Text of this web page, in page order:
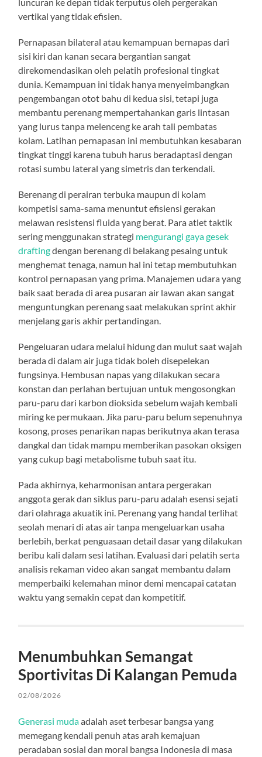
luncuran ke depan tidak terputus oleh pergerakan
vertikal yang tidak efisien.
Pernapasan bilateral atau kemampuan bernapas dari
sisi kiri dan kanan secara bergantian sangat
direkomendasikan oleh pelatih profesional tingkat
dunia. Kemampuan ini tidak hanya menyeimbangkan
pengembangan otot bahu di kedua sisi, tetapi juga
membantu perenang mempertahankan garis lintasan
yang lurus tanpa melenceng ke arah tali pembatas
kolam. Latihan pernapasan ini membutuhkan kesabaran
tingkat tinggi karena tubuh harus beradaptasi dengan
rotasi sumbu lateral yang simetris dan terkendali.
Berenang di perairan terbuka maupun di kolam
kompetisi sama-sama menuntut efisiensi gerakan
melawan resistensi fluida yang berat. Para atlet taktik
sering menggunakan strategi mengurangi gaya gesek
draftingdengan berenang di belakang pesaing untuk
menghemat tenaga, namun hal ini tetap membutuhkan
kontrol pernapasan yang prima. Manajemen udara yang
baik saat berada di area pusaran air lawan akan sangat
menguntungkan perenang saat melakukan sprint akhir
menjelang garis akhir pertandingan.
Pengeluaran udara melalui hidung dan mulut saat wajah
berada di dalam air juga tidak boleh disepelekan
fungsinya. Hembusan napas yang dilakukan secara
konstan dan perlahan bertujuan untuk mengosongkan
paru-paru dari karbon dioksida sebelum wajah kembali
miring ke permukaan. Jika paru-paru belum sepenuhnya
kosong, proses penarikan napas berikutnya akan terasa
dangkal dan tidak mampu memberikan pasokan oksigen
yang cukup bagi metabolisme tubuh saat itu.
Pada akhirnya, keharmonisan antara pergerakan
anggota gerak dan siklus paru-paru adalah esensi sejati
dari olahraga akuatik ini. Perenang yang handal terlihat
seolah menari di atas air tanpa mengeluarkan usaha
berlebih, berkat penguasaan detail dasar yang dilakukan
beribu kali dalam sesi latihan. Evaluasi dari pelatih serta
analisis rekaman video akan sangat membantu dalam
memperbaiki kelemahan minor demi mencapai catatan
waktu yang semakin cepat dan kompetitif.
Menumbuhkan Semangat
Sportivitas Di Kalangan Pemuda
02/08/2026
Generasi mudaadalah aset terbesar bangsa yang
memegang kendali penuh atas arah kemajuan
peradaban sosial dan moral bangsa Indonesia di masa